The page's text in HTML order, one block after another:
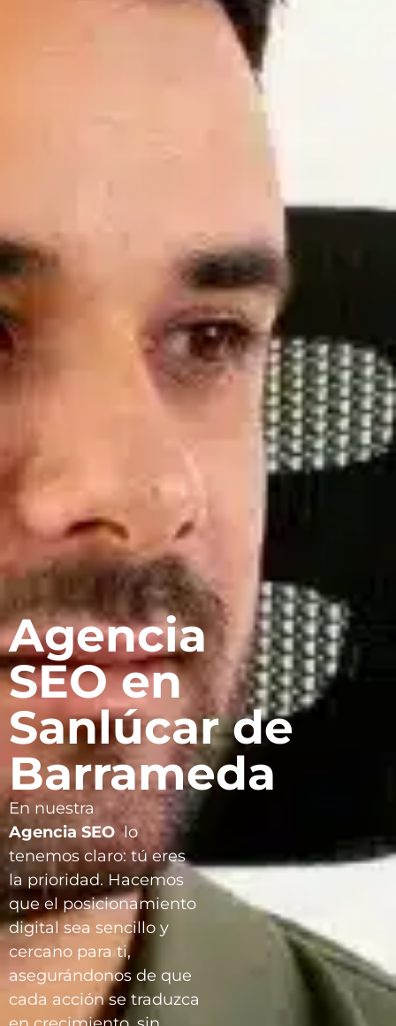
Agencia
SEO en
Sanlúcar de
Barrameda
En nuestra
Agencia SEO lo
tenemos claro: tú eres
la prioridad. Hacemos
que el posicionamiento
digital sea sencillo y
cercano para ti,
asegurándonos de que
cada acción se traduzca